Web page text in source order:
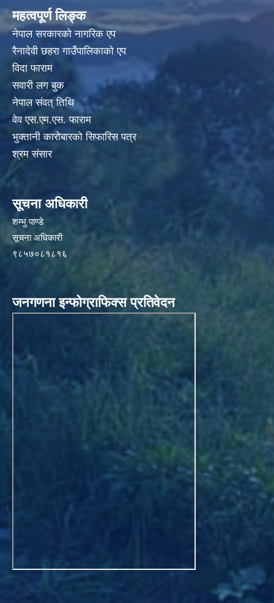
महत्वपूर्ण लिङ्क
नेपाल सरकारको नागरिक एप
रैनादेवी छहरा गाउँपालिकाको एप
विदा फाराम
सवारी लग बुक
नेपाल संवत् तिथि
वेव एस.एम.एस. फाराम
भुक्तानी कारोबारको सिफारिस पत्र
श्रम संसार
सूचना अधिकारी
शम्भु पाण्डे
सूचना अधिकारी
९८५७०८१८१६
जनगणना इन्फोग्राफिक्स प्रतिवेदन